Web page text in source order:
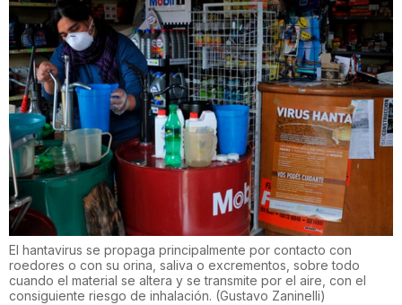
El hantavirus se propaga principalmente por contacto con
roedores o con su orina, saliva o excrementos, sobre todo
cuando el material se altera y se transmite por el aire, con el
consiguiente riesgo de inhalación. (Gustavo Zaninelli)